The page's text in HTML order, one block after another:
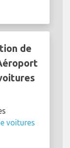
de
voitures